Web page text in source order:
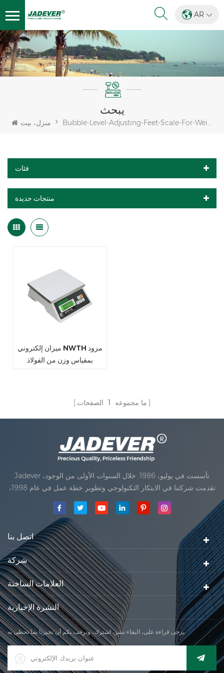
AR
يبحث
منزل، بيت Bubble-Level-Adjusting-Feet-Scale-For-Weighing
فئات
منتجات جديدة
ميزان إلكتروني NWTH مزود
بمقياس وزن من الفولاذ
ما مجموعه 1 الصفحات
Jadever تأسست في يوليو، 1986. خلال السنوات الأولى من الوجود،
تقدمت شركتنا في الابتكار التكنولوجي وتطوير خطة عمل في عام 1998،
حققت شركتنا هدف الجودة الرئيسية، متى تلقت أول منتجاتنا موافقة من
مقياس المحدودةكان تأسيس تقع من
اتصل بنا
شركة
العلامات الساخنة
النشرة الإخبارية
يرجى قراءة على، البقاء نشر، اشترك، ونرحب بكم أن تخبرنا بما تحظى به.